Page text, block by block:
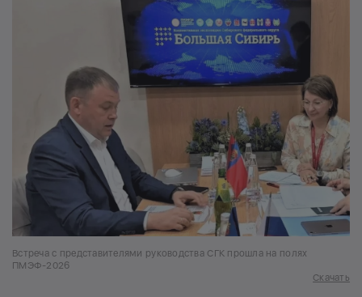
Встреча с представителями руководства СГК прошла на полях
ПМЭФ-2026
Скачать